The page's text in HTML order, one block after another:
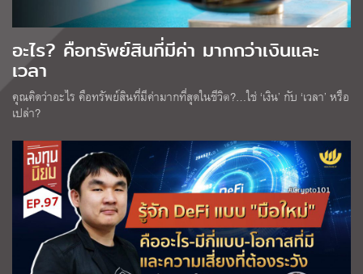
อะไร? คือทรัพย์สินที่มีค่า มากกว่าเงินและ
เวลา
คุณคิดว่าอะไร คือทรัพย์สินที่มีค่ามากที่สุดในชีวิต?…ใช่ ‘เงิน’ กับ ‘เวลา’ หรือ
เปล่า?